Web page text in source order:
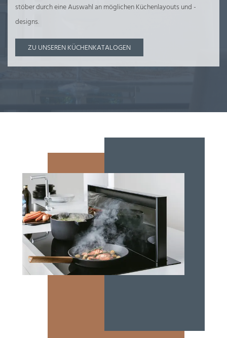
stöber durch eine Auswahl an möglichen Küchenlayouts und -
designs.
ZU UNSEREN KÜCHENKATALOGEN